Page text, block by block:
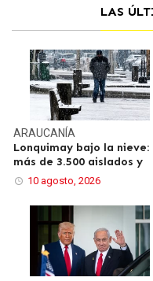
LAS
ARAUCANÍA
Lonquimay bajo la nieve:
más de 3.500 aislados y
10 agosto, 2026